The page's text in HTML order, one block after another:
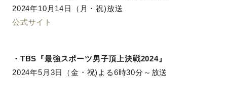
2024年10月14日（月・祝)放送
公式サイト
・TBS『最強スポーツ男子頂上決戦2024』
2024年5月3日（金・祝)よる6時30分～放送